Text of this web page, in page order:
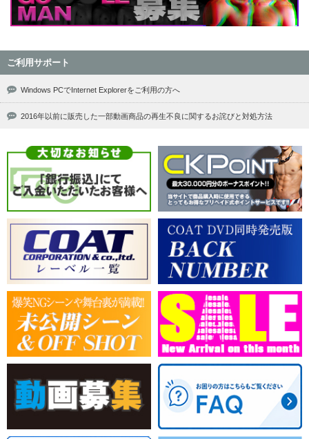
ご利用サポート
Windows PCでInternet Explorerをご利用の方へ
2016年以前に販売した一部動画商品の再生不良に関するお詫びと対処方法